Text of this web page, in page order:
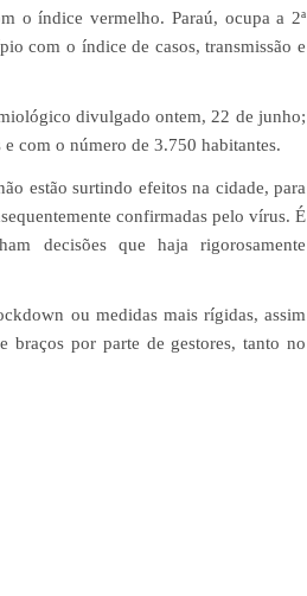
o índice vermelho. Paraú, ocupa a 2ª
com o índice de casos, transmissão e
divulgado ontem, 22 de junho;
com o número de 3.750 habitantes.
estão surtindo efeitos na cidade, para
confirmadas pelo vírus. É
decisões que haja rigorosamente
ou medidas mais rígidas, assim
braços por parte de gestores, tanto no